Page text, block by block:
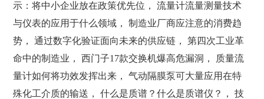
示：将中小企业放在政策优先位， 流量计流量测量技术
与仪表的应用于什么领域， 制造业厂商应注意的消费趋
势， 通过数字化验证面向未来的供应链， 第四次工业革
命中的制造业， 西门子17款交换机爆高危漏洞， 质量流
量计如何将功效发挥出来， 气动隔膜泵可大量应用在特
殊化工介质的输送， 什么是质谱？什么是质谱仪？， 技